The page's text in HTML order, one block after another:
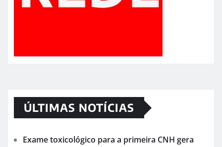
ÚLTIMAS NOTÍCIAS
Exame toxicológico para a primeira CNH gera